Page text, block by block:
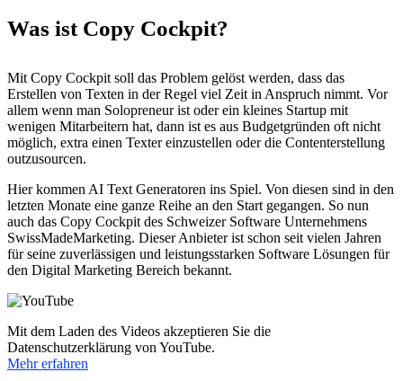
Was ist Copy Cockpit?
Mit Copy Cockpit soll das Problem gelöst werden, dass das
Erstellen von Texten in der Regel viel Zeit in Anspruch nimmt. Vor
allem wenn man Solopreneur ist oder ein kleines Startup mit
wenigen Mitarbeitern hat, dann ist es aus Budgetgründen oft nicht
möglich, extra einen Texter einzustellen oder die Contenterstellung
outzusourcen.
Hier kommen AI Text Generatoren ins Spiel. Von diesen sind in den
letzten Monate eine ganze Reihe an den Start gegangen. So nun
auch das Copy Cockpit des Schweizer Software Unternehmens
SwissMadeMarketing. Dieser Anbieter ist schon seit vielen Jahren
für seine zuverlässigen und leistungsstarken Software Lösungen für
den Digital Marketing Bereich bekannt.
Mit dem Laden des Videos akzeptieren Sie die
Datenschutzerklärung von YouTube.
Mehr erfahren